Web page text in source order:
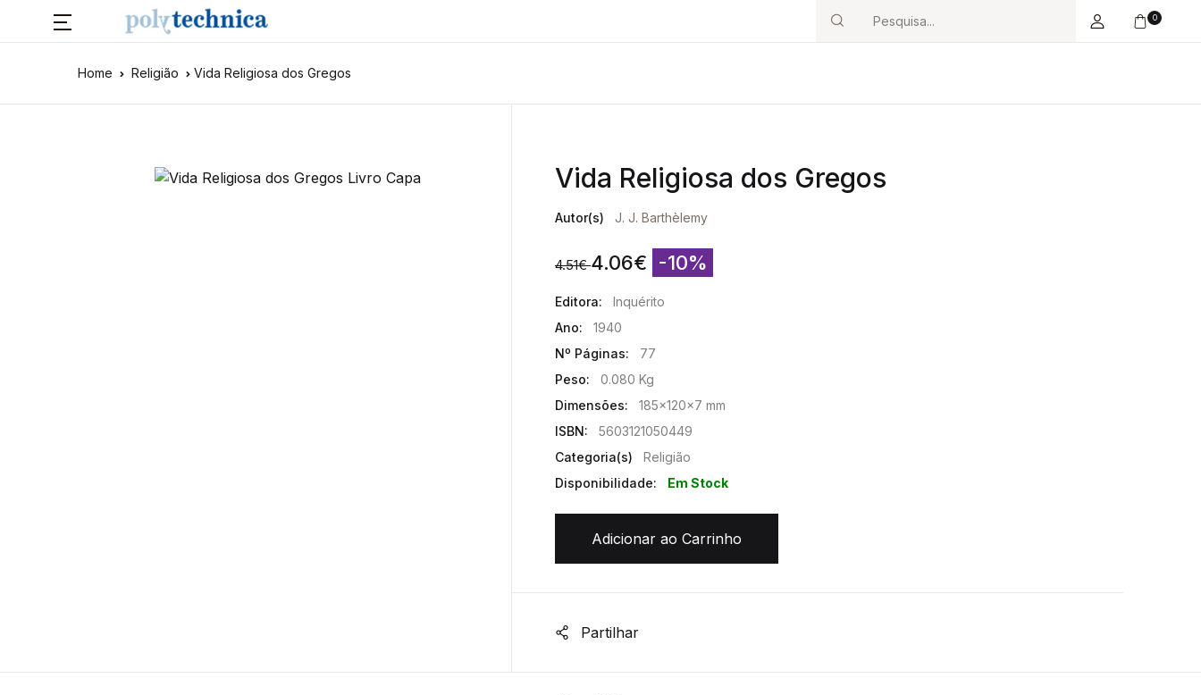
Search
0
Home Religião Vida Religiosa dos Gregos
Vida Religiosa dos Gregos
Autor(s) J. J. Barthèlemy
4.51€ 4.06€ -10%
Editora:
Inquérito
Ano:
1940
Nº Páginas:
77
Peso:
0.080 Kg
Dimensões:
185x120x7 mm
ISBN:
5603121050449
Categoria(s)
Religião
Disponibilidade:
Em Stock
Adicionar ao Carrinho
Partilhar